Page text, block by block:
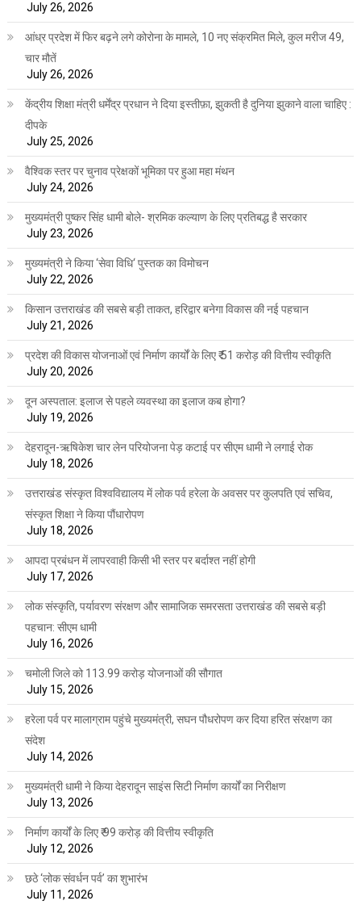
July 26, 2026
आंध्र प्रदेश में फिर बढ़ने लगे कोरोना के मामले, 10 नए संक्रमित मिले, कुल मरीज 49,
चार मौतें
July 26, 2026
केंद्रीय शिक्षा मंत्री धर्मेंद्र प्रधान ने दिया इस्तीफ़ा, झुकती है दुनिया झुकाने वाला चाहिए :
दीपके
July 25, 2026
वैश्विक स्तर पर चुनाव प्रेक्षकों भूमिका पर हुआ महा मंथन
July 24, 2026
मुख्यमंत्री पुष्कर सिंह धामी बोले- श्रमिक कल्याण के लिए प्रतिबद्ध है सरकार
July 23, 2026
मुख्यमंत्री ने किया ‘सेवा विधि‘ पुस्तक का विमोचन
July 22, 2026
किसान उत्तराखंड की सबसे बड़ी ताकत, हरिद्वार बनेगा विकास की नई पहचान
July 21, 2026
प्रदेश की विकास योजनाओं एवं निर्माण कार्यों के लिए ₹ 51 करोड़ की वित्तीय स्वीकृति
July 20, 2026
दून अस्पताल: इलाज से पहले व्यवस्था का इलाज कब होगा?
July 19, 2026
देहरादून-ऋषिकेश चार लेन परियोजना पेड़ कटाई पर सीएम धामी ने लगाई रोक
July 18, 2026
उत्तराखंड संस्कृत विश्वविद्यालय में लोक पर्व हरेला के अवसर पर कुलपति एवं सचिव,
संस्कृत शिक्षा ने किया पौंधारोपण
July 18, 2026
आपदा प्रबंधन में लापरवाही किसी भी स्तर पर बर्दाश्त नहीं होगी
July 17, 2026
लोक संस्कृति, पर्यावरण संरक्षण और सामाजिक समरसता उत्तराखंड की सबसे बड़ी
पहचान: सीएम धामी
July 16, 2026
चमोली जिले को 113.99 करोड़ योजनाओं की सौगात
July 15, 2026
हरेला पर्व पर मालाग्राम पहुंचे मुख्यमंत्री, सघन पौधरोपण कर दिया हरित संरक्षण का
संदेश
July 14, 2026
मुख्यमंत्री धामी ने किया देहरादून साइंस सिटी निर्माण कार्यों का निरीक्षण
July 13, 2026
निर्माण कार्यों के लिए ₹ 99 करोड़ की वित्तीय स्वीकृति
July 12, 2026
छठे ‘लोक संवर्धन पर्व’ का शुभारंभ
July 11, 2026